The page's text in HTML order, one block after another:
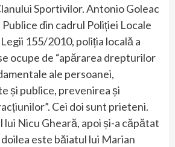
Sportivilor. Antonio Goleac
din cadrul Poliției Locale
155/2010, poliția locală a
ocupe de “apărarea drepturilor
ale persoanei,
și publice, prevenirea și
Cei doi sunt prieteni.
lui Nicu Gheară, apoi și-a căpătat
este băiatul lui Marian